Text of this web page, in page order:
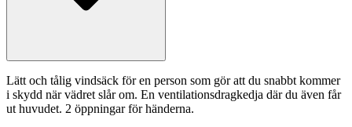
Lätt och tålig vindsäck för en person som gör att du snabbt kommer
i skydd när vädret slår om. En ventilationsdragkedja där du även får
ut huvudet. 2 öppningar för händerna.